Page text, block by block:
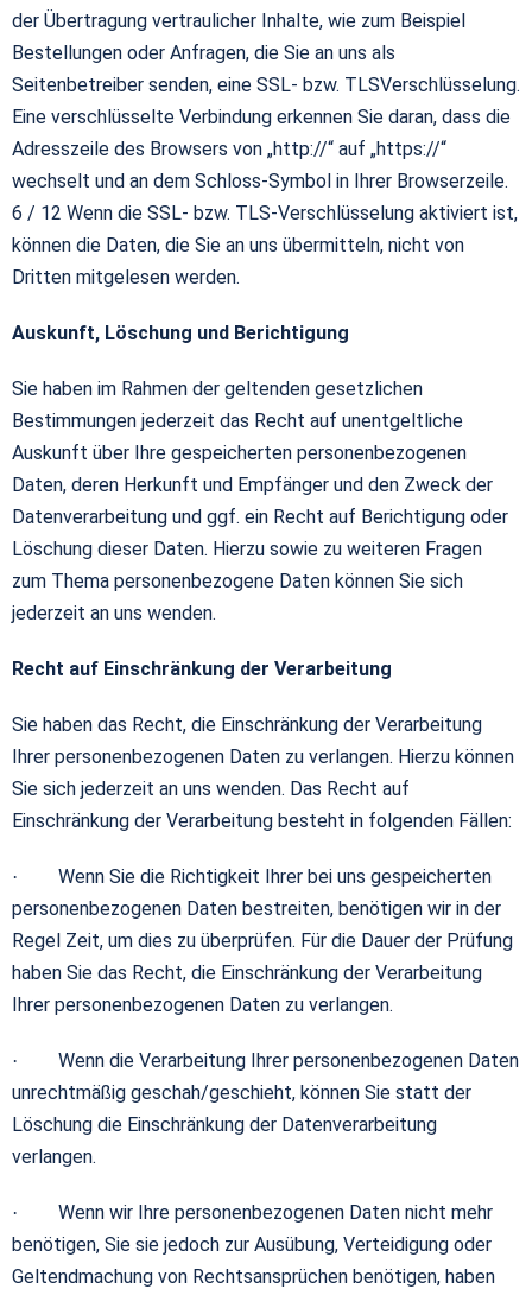
der Übertragung vertraulicher Inhalte, wie zum Beispiel
Bestellungen oder Anfragen, die Sie an uns als
Seitenbetreiber senden, eine SSL- bzw. TLSVerschlüsselung.
Eine verschlüsselte Verbindung erkennen Sie daran, dass die
Adresszeile des Browsers von „http://“ auf „https://“
wechselt und an dem Schloss-Symbol in Ihrer Browserzeile.
6 / 12 Wenn die SSL- bzw. TLS-Verschlüsselung aktiviert ist,
können die Daten, die Sie an uns übermitteln, nicht von
Dritten mitgelesen werden.
Auskunft, Löschung und Berichtigung
Sie haben im Rahmen der geltenden gesetzlichen
Bestimmungen jederzeit das Recht auf unentgeltliche
Auskunft über Ihre gespeicherten personenbezogenen
Daten, deren Herkunft und Empfänger und den Zweck der
Datenverarbeitung und ggf. ein Recht auf Berichtigung oder
Löschung dieser Daten. Hierzu sowie zu weiteren Fragen
zum Thema personenbezogene Daten können Sie sich
jederzeit an uns wenden.
Recht auf Einschränkung der Verarbeitung
Sie haben das Recht, die Einschränkung der Verarbeitung
Ihrer personenbezogenen Daten zu verlangen. Hierzu können
Sie sich jederzeit an uns wenden. Das Recht auf
Einschränkung der Verarbeitung besteht in folgenden Fällen:
·
Wenn Sie die Richtigkeit Ihrer bei uns gespeicherten
personenbezogenen Daten bestreiten, benötigen wir in der
Regel Zeit, um dies zu überprüfen. Für die Dauer der Prüfung
haben Sie das Recht, die Einschränkung der Verarbeitung
Ihrer personenbezogenen Daten zu verlangen.
·
Wenn die Verarbeitung Ihrer personenbezogenen Daten
unrechtmäßig geschah/geschieht, können Sie statt der
Löschung die Einschränkung der Datenverarbeitung
verlangen.
·
Wenn wir Ihre personenbezogenen Daten nicht mehr
benötigen, Sie sie jedoch zur Ausübung, Verteidigung oder
Geltendmachung von Rechtsansprüchen benötigen, haben